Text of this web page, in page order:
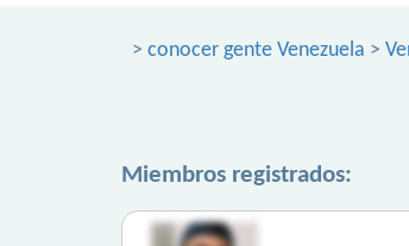
> conocer gente Venezuela >
Miembros registrados: